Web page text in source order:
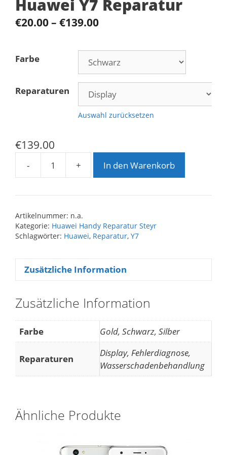
Huawei Y7 Reparatur
€20.00– €139.00
Farbe
Reparaturen
Auswahl zurücksetzen
€139.00
-
Huawei
Reparatur
+ In den Warenkorb
Artikelnummer: n.a.
Kategorie: Huawei Handy Reparatur Steyr
Schlagwörter: Huawei, Reparatur, Y7
Zusätzliche Information
Zusätzliche Information
Farbe Gold, Schwarz, Silber
Reparaturen
Display, Fehlerdiagnose,
Wasserschadenbehandlung
Ähnliche Produkte